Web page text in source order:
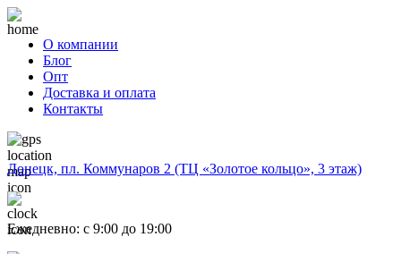
О компании
Блог
Опт
Доставка и оплата
Контакты
Донецк, пл. Коммунаров 2 (ТЦ «Золотое кольцо», 3 этаж)
Ежедневно: с 9:00 до 19:00